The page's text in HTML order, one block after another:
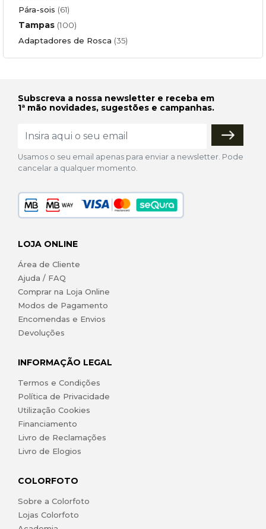
Pára-sois (61)
Tampas (100)
Adaptadores de Rosca (35)
Subscreva a nossa newsletter e receba em
1ª mão novidades, sugestões e campanhas.
Usamos o seu email apenas para enviar a newsletter. Pode
cancelar a qualquer momento.
LOJA ONLINE
Área de Cliente
Ajuda / FAQ
Comprar na Loja Online
Modos de Pagamento
Encomendas e Envios
Devoluções
INFORMAÇÃO LEGAL
Termos e Condições
Política de Privacidade
Utilização Cookies
Financiamento
Livro de Reclamações
Livro de Elogios
COLORFOTO
Sobre a Colorfoto
Lojas Colorfoto